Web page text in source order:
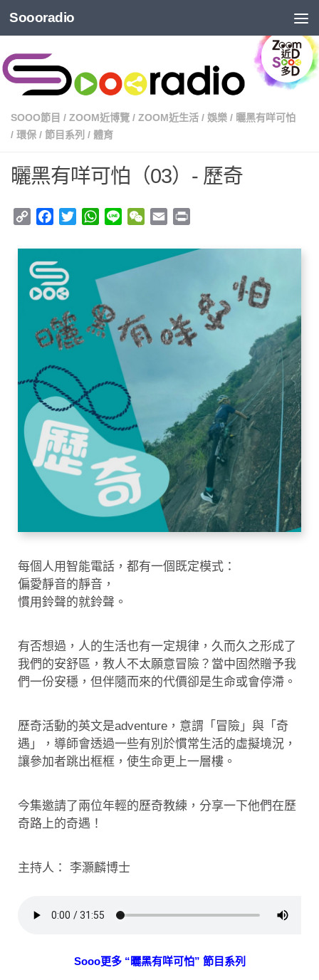
Soooradio
SOOO節目 / ZOOM近博覽 / ZOOM近生活 / 娛樂 / 曬黑有咩可怕
/ 環保 / 節目系列 / 體育
曬黑有咩可怕（03）- 歷奇
Copy
Facebook
TwitterWhatsApp
Line WeChat
Email
每個人用智能電話，都有一個既定模式：
偏愛靜音的靜音，
慣用鈴聲的就鈴聲。
有否想過，人的生活也有一定規律，久而久之形成了
我們的安舒區，教人不太願意冒險？當中固然贈予我
們一份安穩，但伴隨而來的代價卻是生命或會停滯。
歷奇活動的英文是adventure，意謂「冒險」與「奇
遇」，導師會透過一些有別於慣常生活的虛擬境況，
讓參加者跳出框框，使生命更上一層樓。
今集邀請了兩位年輕的歷奇教練，分享一下他們在歷
奇路上的奇遇！
主持人： 李灝麟博士
Sooo更多 “曬黑有咩可怕” 節目系列